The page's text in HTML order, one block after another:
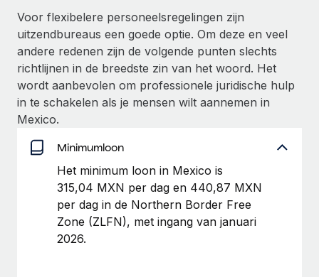
beheren
Productupdates van Remote: Gusto- en Xero-
integraties en Contractor Management Plus
Het blijft de missie van Remote om alle soorten bedrijven
te helpen bij het aannemen, beheren en...
Meer informatie
beheert met Remote
Phiture, een toonaangevende leider in de wereldwijde
mobiele groeiadviessector, zet zich sinds 2016...
Meer informatie
Voor flexibelere personeelsregelingen zijn
uitzendbureaus een goede optie. Om deze en veel
andere redenen zijn de volgende punten slechts
richtlijnen in de breedste zin van het woord. Het
wordt aanbevolen om professionele juridische hulp
in te schakelen als je mensen wilt aannemen in
Mexico.
Minimumloon
Het minimum loon in Mexico is
315,04 MXN per dag en 440,87 MXN
per dag in de Northern Border Free
Zone (ZLFN), met ingang van januari
2026.